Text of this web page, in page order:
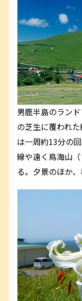
男鹿半島のラン
の芝生に覆われ
は一周約13分の
線や遠く鳥海山
る。夕景のほか